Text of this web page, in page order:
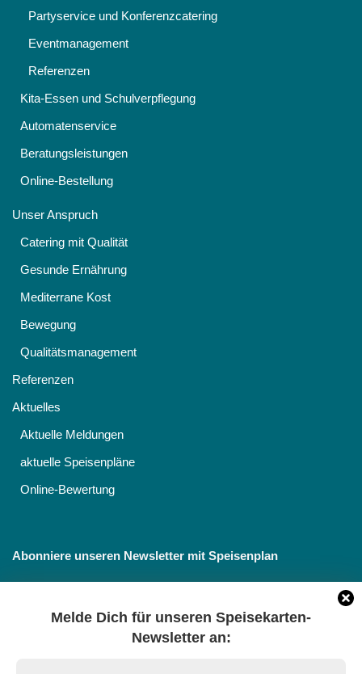
Melde Dich für unseren Speisekarten-
Newsletter an:
Partyservice und Konferenzcatering
Eventmanagement
Referenzen
Kita-Essen und Schulverpflegung
Automatenservice
Beratungsleistungen
Online-Bestellung
Unser Anspruch
Catering mit Qualität
Gesunde Ernährung
Mediterrane Kost
Bewegung
Qualitätsmanagement
Referenzen
Aktuelles
Aktuelle Meldungen
aktuelle Speisenpläne
Online-Bewertung
Abonniere unseren Newsletter mit Speisenplan